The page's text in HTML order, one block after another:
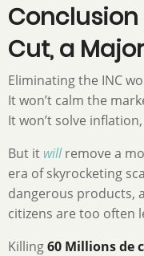
Conclusion
Cut, a
Eliminating the INC
It won’t calm the
It won’t solve
But it willremove a
era of skyrocketing
dangerous products,
citizens are too often
Killing60 Millions de